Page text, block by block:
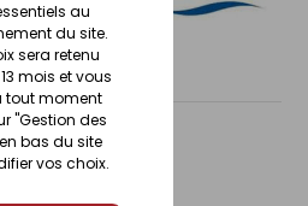
au
du site.
sera retenu
mois et vous
tout moment
"Gestion des
bas du site
vos choix.
pose